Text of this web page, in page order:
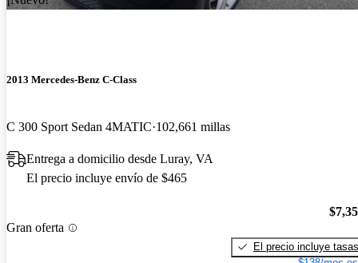
2013 Mercedes-Benz C-Class
C 300 Sport Sedan 4MATIC 102,661 millas
Entrega a domicilio desde Luray, VA
El precio incluye envío de $465
Gran oferta
El precio incluye tasas